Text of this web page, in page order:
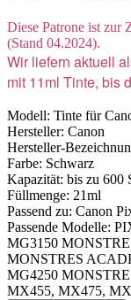
Diese Patrone ist zur
(Stand 04.2024).
Wir liefern aktuell
mit 11ml Tinte, bis
Modell: Tinte für
Hersteller: Canon
Hersteller-
Farbe: Schwarz
Kapazität: bis zu 600
Füllmenge: 21ml
Passend zu: Canon
Passende Modelle:
MG3150
MONSTRES
MG4250
MX455, MX475,